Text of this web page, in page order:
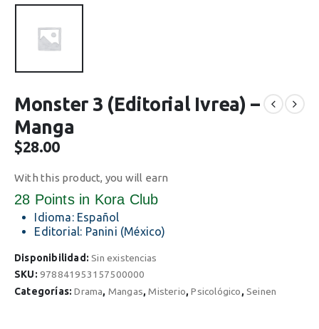
Monster 3 (Editorial Ivrea) –
Manga
$28.00
With this product, you will earn
28 Pointsin Kora Club
Idioma: Español
Editorial: Panini (México)
Disponibilidad:Sin existencias
SKU: 978841953157500000
Categorías:Drama, Mangas,Misterio,Psicológico,Seinen